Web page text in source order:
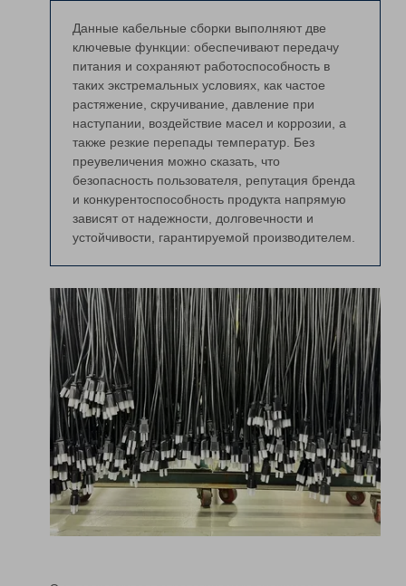
Данные кабельные сборки выполняют две
ключевые функции: обеспечивают передачу
питания и сохраняют работоспособность в
таких экстремальных условиях, как частое
растяжение, скручивание, давление при
наступании, воздействие масел и коррозии, а
также резкие перепады температур. Без
преувеличения можно сказать, что
безопасность пользователя, репутация бренда
и конкурентоспособность продукта напрямую
зависят от надежности, долговечности и
устойчивости, гарантируемой производителем.